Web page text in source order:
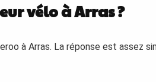
vélo à Arras ?
à Arras. La réponse est assez